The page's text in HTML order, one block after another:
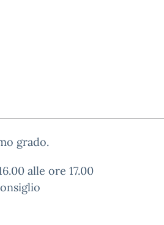
grado.
alle ore 17.00